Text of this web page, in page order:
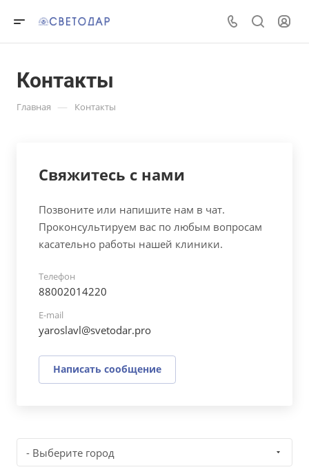
Контакты
Главная — Контакты
- Выберите город
Свяжитесь с нами
Позвоните или напишите нам в чат.
Проконсультируем вас по любым вопросам
касательно работы нашей клиники.
Телефон
88002014220
E-mail
yaroslavl@svetodar.pro
Написать сообщение